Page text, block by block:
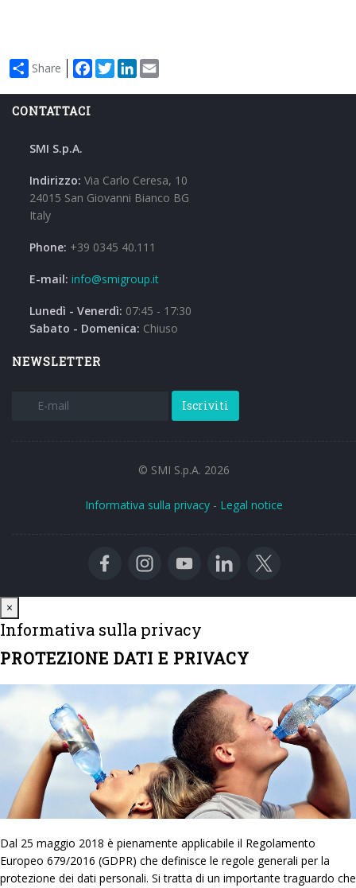
Share Facebook
TwitterLinkedIn
CONTATTACI
SMI S.p.A.
Indirizzo: Via Carlo Ceresa, 10
24015 San Giovanni Bianco BG
Italy
Phone: +39 0345 40.111
E-mail: info@smigroup.it
Lunedì - Venerdì: 07:45 - 17:30
Sabato - Domenica: Chiuso
NEWSLETTER
Iscriviti
© SMI S.p.A. 2026
Informativa sulla privacy - Legal notice
×
Informativa sulla privacy
PROTEZIONE DATI E PRIVACY
Dal 25 maggio 2018 è pienamente applicabile il Regolamento
Europeo 679/2016 (GDPR) che definisce le regole generali per la
protezione dei dati personali. Si tratta di un importante traguardo che